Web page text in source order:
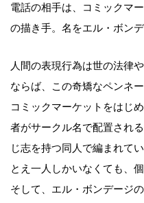
電話の相手は、コミックマ
の描き手。名をエル・ボンデ
人間の表現行為は世の法律
ならば、この奇矯なペンネ
コミックマーケットをはじ
者がサークル名で配置され
じ志を持つ同人で編まれて
とえ一人しかいなくても、
そして、エル・ボンデージ